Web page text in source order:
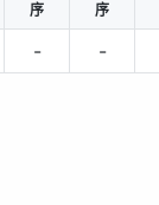
序
序
- -